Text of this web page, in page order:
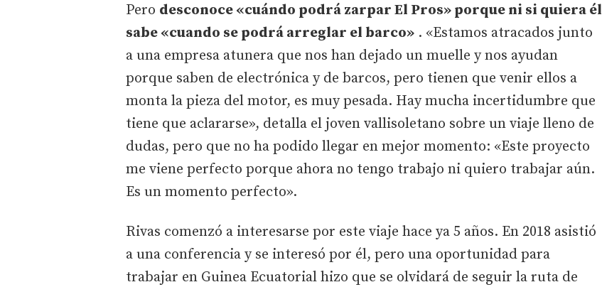
Pero desconoce «cuándo podrá zarpar El Pros» porque ni si quiera él
sabe «cuando se podrá arreglar el barco» . «Estamos atracados junto
a una empresa atunera que nos han dejado un muelle y nos ayudan
porque saben de electrónica y de barcos, pero tienen que venir ellos a
monta la pieza del motor, es muy pesada. Hay mucha incertidumbre que
tiene que aclararse», detalla el joven vallisoletano sobre un viaje lleno de
dudas, pero que no ha podido llegar en mejor momento: «Este proyecto
me viene perfecto porque ahora no tengo trabajo ni quiero trabajar aún.
Es un momento perfecto».
Rivas comenzó a interesarse por este viaje hace ya 5 años. En 2018 asistió
a una conferencia y se interesó por él, pero una oportunidad para
trabajar en Guinea Ecuatorial hizo que se olvidará de seguir la ruta de